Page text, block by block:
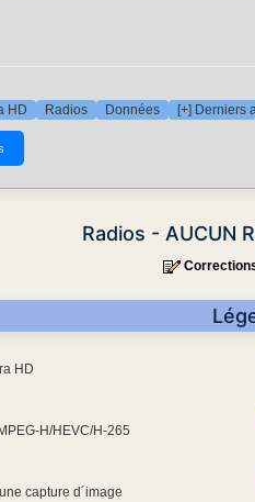
HD Radios Données [+] Derniers
Radios - AUCUN
HD
H/HEVC/H-265
capture d´image